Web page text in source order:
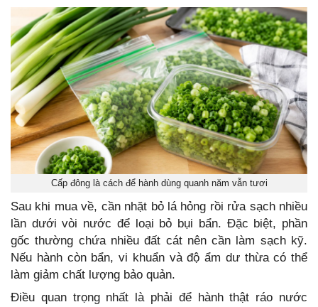
Cấp đông là cách để hành dùng quanh năm vẫn tươi
Sau khi mua về, cần nhặt bỏ lá hỏng rồi rửa sạch nhiều
lần dưới vòi nước để loại bỏ bụi bẩn. Đặc biệt, phần
gốc thường chứa nhiều đất cát nên cần làm sạch kỹ.
Nếu hành còn bẩn, vi khuẩn và độ ẩm dư thừa có thể
làm giảm chất lượng bảo quản.
Điều quan trọng nhất là phải để hành thật ráo nước